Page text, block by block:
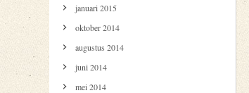
januari 2015
oktober 2014
augustus 2014
juni 2014
mei 2014